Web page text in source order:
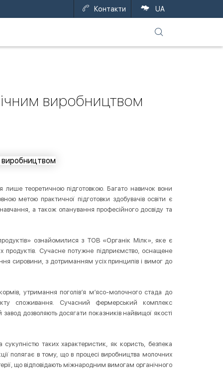
UA
Контакти
виробництвом
лише теоретичною підготовкою. Багато навичок вони
метою практичної підготовки здобувачів освіти є
а також опанування професійного досвіду та
продуктів» ознайомилися з ТОВ «Органік Мілк», яке є
продуктів. Сучасне потужне підприємство, оснащене
сировини, з дотриманням усіх принципів і вимог до
утримання поголів’я м’ясо-молочного стада до
споживання. Сучасний фермерський комплекс
дозволяють досягати показників найвищої якості
таких характеристик, як користь, безпека
полягає в тому, що в процесі виробництва молочних
що відповідають міжнародним вимогам органічного